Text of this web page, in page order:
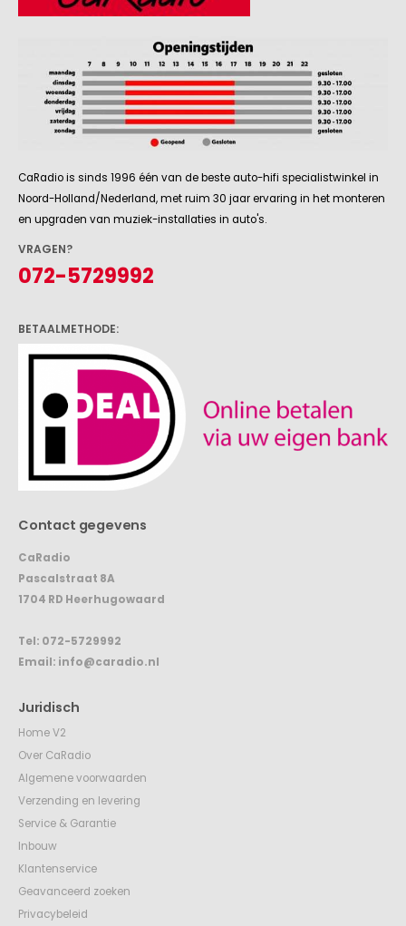
CaRadio is sinds 1996 één van de beste auto-hifi specialistwinkel in
Noord-Holland/Nederland, met ruim 30 jaar ervaring in het monteren
en upgraden van muziek-installaties in auto's.
VRAGEN?
072-5729992
BETAALMETHODE:
Contact gegevens
CaRadio
Pascalstraat 8A
1704 RD Heerhugowaard
Tel: 072-5729992
Email: info@caradio.nl
Juridisch
Home V2
Over CaRadio
Algemene voorwaarden
Verzending en levering
Service & Garantie
Inbouw
Klantenservice
Geavanceerd zoeken
Privacybeleid